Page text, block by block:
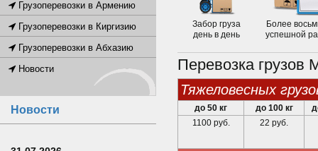
Забор груза
день в день
Более
успешной
Перевозка грузов
тяжеловесных
до 50 кг до 100 кг
1100 руб.
22 руб.
Грузоперевозки в Армению
Грузоперевозки в Киргизию
Грузоперевозки в Абхазию
Новости
Новости